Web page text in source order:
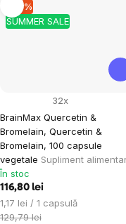
SUMMER SALE
–10 %
BrainMax Quercetin &
Bromelain, Quercetin &
Bromelain, 100 capsule
vegetale Supliment
32x
În stoc
116,80 lei
Evaluare
preţ:
1,17 lei / 1 capsulă
129,79 lei